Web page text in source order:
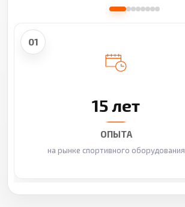
01
15 лет
ОПЫТА
на рынке спортивного оборудования